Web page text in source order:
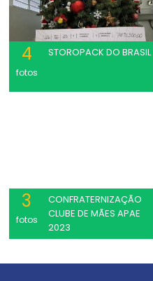
4
fotos
STOROPACK DO BRASIL
3
fotos
CONFRATERNIZAÇÃO
CLUBE DE MÃES APAE
2023